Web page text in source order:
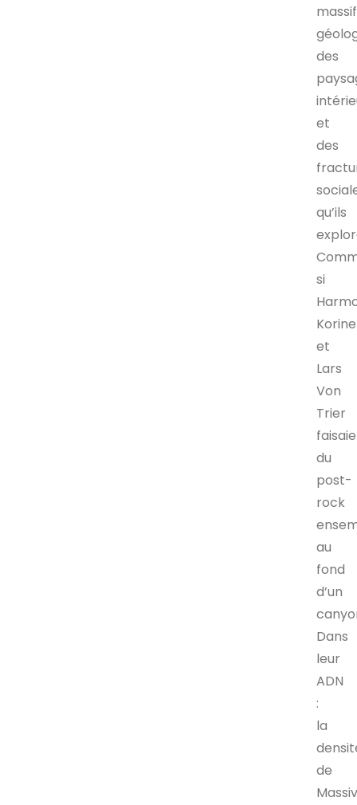
des
et
des
qu’ils
si
Korine
et
Lars
Von
Trier
du
post-
rock
au
fond
d’un
Dans
leur
ADN
:
la
de